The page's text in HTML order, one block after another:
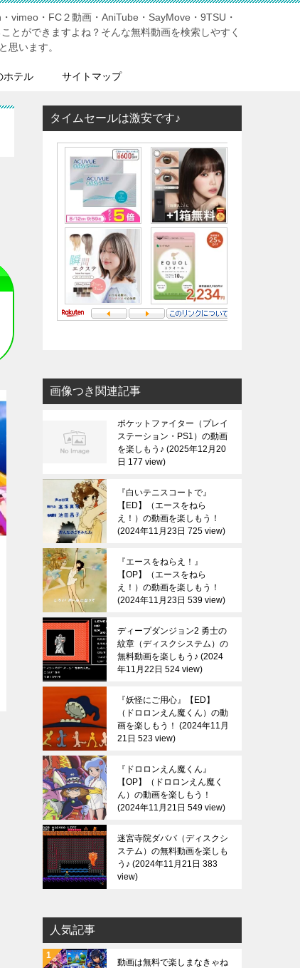
vimeo・FC２動画・AniTube・SayMove・9TSU・
とができますよね？そんな無料動画を検索しやすく
思います。
ホテル サイトマップ
タイムセールは激安です♪
画像つき関連記事
ポケットファイター（プレイ
ステーション・PS1）の動画
を楽しもう♪ 2025年12月20
日 177 view
『白いテニスコートで』
【ED】（エースをねら
え！）の動画を楽しもう！
2024年11月23日 725 view
『エースをねらえ！』
【OP】（エースをねら
え！）の動画を楽しもう！
2024年11月23日 539 view
ディープダンジョン2 勇士の
紋章（ディスクシステム）の
無料動画を楽しもう♪ 2024
年11月22日 524 view
『妖怪にご用心』【ED】
（ドロロンえん魔くん）の動
画を楽しもう！
2024年11月
21日 523 view
『ドロロンえん魔くん』
【OP】（ドロロンえん魔く
ん）の動画を楽しもう！
2024年11月21日 549 view
迷宮寺院ダババ（ディスクシ
ステム）の無料動画を楽しも
う♪ 2024年11月21日 383
view
人気記事
動画は無料で楽しまなきゃね